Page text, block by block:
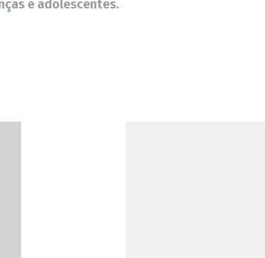
e adolescentes.